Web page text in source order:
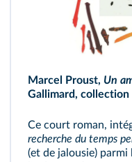
Marcel Proust, Un
Gallimard, collection
Ce court roman,
recherche du temps
(et de jalousie) parmi